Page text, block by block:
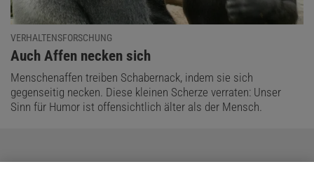
VERHALTENSFORSCHUNG
:
Auch Affen necken sich
Menschenaffen treiben Schabernack, indem sie sich
gegenseitig necken. Diese kleinen Scherze verraten: Unser
Sinn für Humor ist offensichtlich älter als der Mensch.